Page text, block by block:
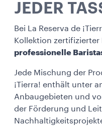
JEDER
Bei La Reserva de
Kollektion zertifizierter
professionelle
Jede Mischung der
¡Tierra! enthält unter
Anbaugebieten und
der Förderung und